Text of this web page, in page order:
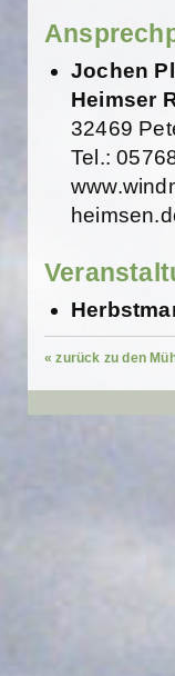
Jochen
Heimser
32469
Tel.:
« zurück zu den